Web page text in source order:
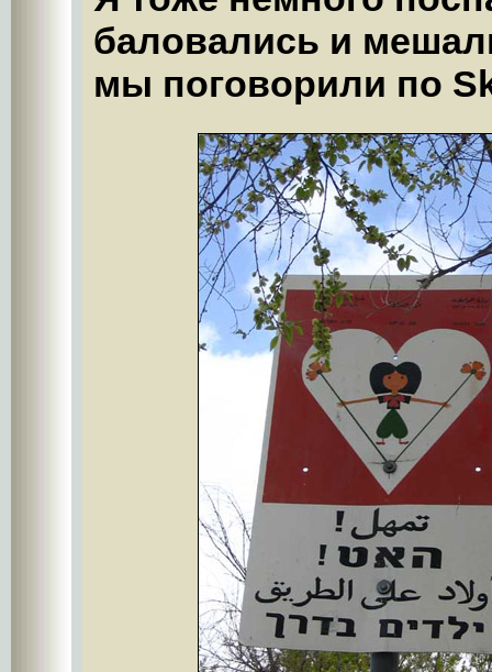
баловались и
мы поговорили по